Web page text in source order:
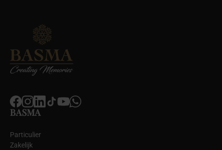
BASMA
Particulier
Zakelijk